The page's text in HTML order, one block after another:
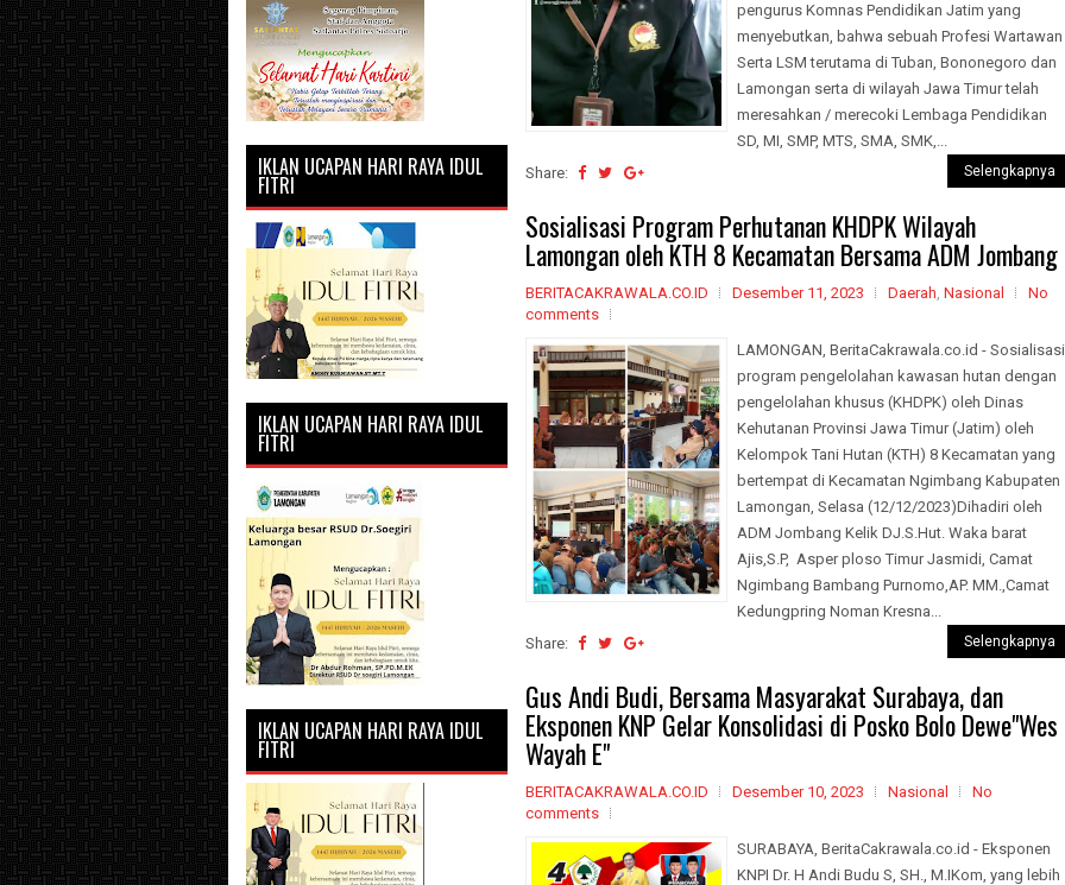
pengurus Komnas Pendidikan Jatim yang
menyebutkan, bahwa sebuah Profesi Wartawan
Serta LSM terutama di Tuban, Bononegoro dan
Lamongan serta di wilayah Jawa Timur telah
meresahkan / merecoki Lembaga Pendidikan
SD, MI, SMP, MTS, SMA, SMK,...
Share:
Selengkapnya
Sosialisasi Program Perhutanan KHDPK Wilayah
Lamongan oleh KTH 8 Kecamatan Bersama ADM Jombang
BERITACAKRAWALA.CO.ID Desember 11, 2023 Daerah, Nasional
No
comments
LAMONGAN, BeritaCakrawala.co.id - Sosialisasi
program pengelolahan kawasan hutan dengan
pengelolahan khusus (KHDPK) oleh Dinas
Kehutanan Provinsi Jawa Timur (Jatim) oleh
Kelompok Tani Hutan (KTH) 8 Kecamatan yang
bertempat di Kecamatan Ngimbang Kabupaten
Lamongan, Selasa (12/12/2023)Dihadiri oleh
ADM Jombang Kelik DJ.S.Hut. Waka barat
Ajis,S.P, Asper ploso Timur Jasmidi, Camat
Ngimbang Bambang Purnomo,AP. MM.,Camat
Kedungpring Noman Kresna...
Share:
Selengkapnya
Gus Andi Budi, Bersama Masyarakat Surabaya, dan
Eksponen KNP Gelar Konsolidasi di Posko Bolo Dewe"Wes
Wayah E"
BERITACAKRAWALA.CO.ID Desember 10, 2023 Nasional
No
comments
SURABAYA, BeritaCakrawala.co.id - Eksponen
KNPI Dr. H Andi Budu S, SH., M.IKom, yang lebih
IKLAN UCAPAN HARI RAYA IDUL
FITRI
IKLAN UCAPAN HARI RAYA IDUL
FITRI
IKLAN UCAPAN HARI RAYA IDUL
FITRI